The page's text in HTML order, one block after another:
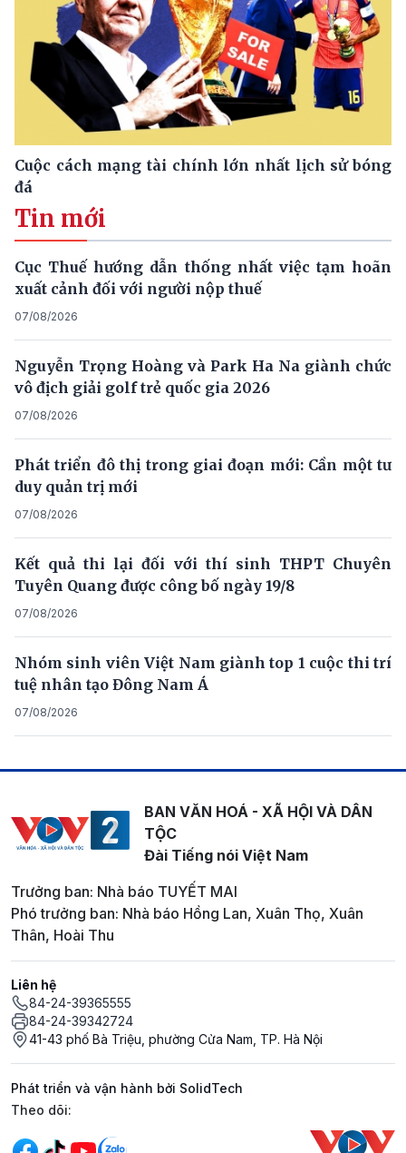
Cuộc cách mạng tài chính lớn nhất lịch sử bóng
đá
Tin mới
Cục Thuế hướng dẫn thống nhất việc tạm hoãn
xuất cảnh đối với người nộp thuế
07/08/2026
Nguyễn Trọng Hoàng và Park Ha Na giành chức
vô địch giải golf trẻ quốc gia 2026
07/08/2026
Phát triển đô thị trong giai đoạn mới: Cần một tư
duy quản trị mới
07/08/2026
Kết quả thi lại đối với thí sinh THPT Chuyên
Tuyên Quang được công bố ngày 19/8
07/08/2026
Nhóm sinh viên Việt Nam giành top 1 cuộc thi trí
tuệ nhân tạo Đông Nam Á
07/08/2026
BAN VĂN HOÁ - XÃ HỘI VÀ DÂN
TỘC
Đài Tiếng nói Việt Nam
Trưởng ban: Nhà báo TUYẾT MAI
Phó trưởng ban: Nhà báo Hồng Lan, Xuân Thọ, Xuân
Thân, Hoài Thu
Liên hệ
84-24-39365555
84-24-39342724
41-43 phố Bà Triệu, phường Cửa Nam, TP. Hà Nội
Phát triển và vận hành bởi SolidTech
Mạng xã hội
Theo dõi: